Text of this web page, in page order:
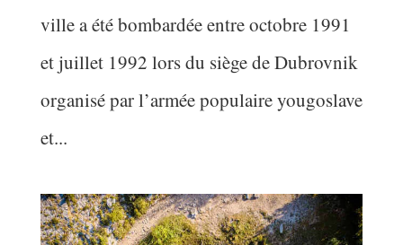
ville a été bombardée entre octobre 1991
et juillet 1992 lors du siège de Dubrovnik
organisé par l’armée populaire yougoslave
et...